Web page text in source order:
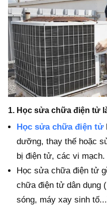
1. Học sửa chữa điện tử
Học sửa chữa điện tử
dưỡng, thay thế hoặc
bị điện tử, các vi mạch.
Học sửa chữa điện tử
chữa điện tử dân dụng
sóng, máy xay sinh